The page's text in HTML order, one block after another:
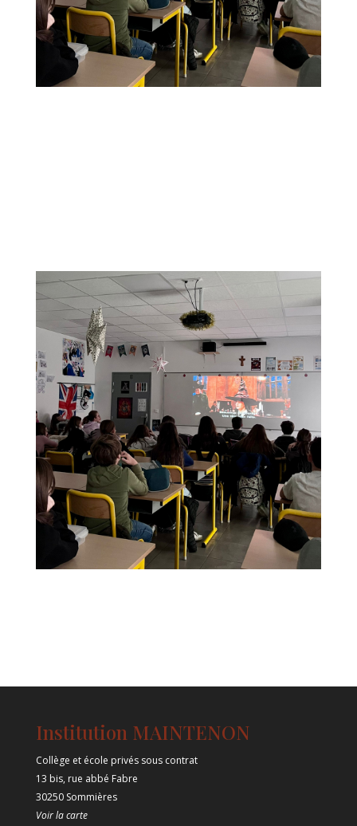
Institution MAINTENON
Collège et école privés sous contrat
13 bis, rue abbé Fabre
30250 Sommières
Voir la carte